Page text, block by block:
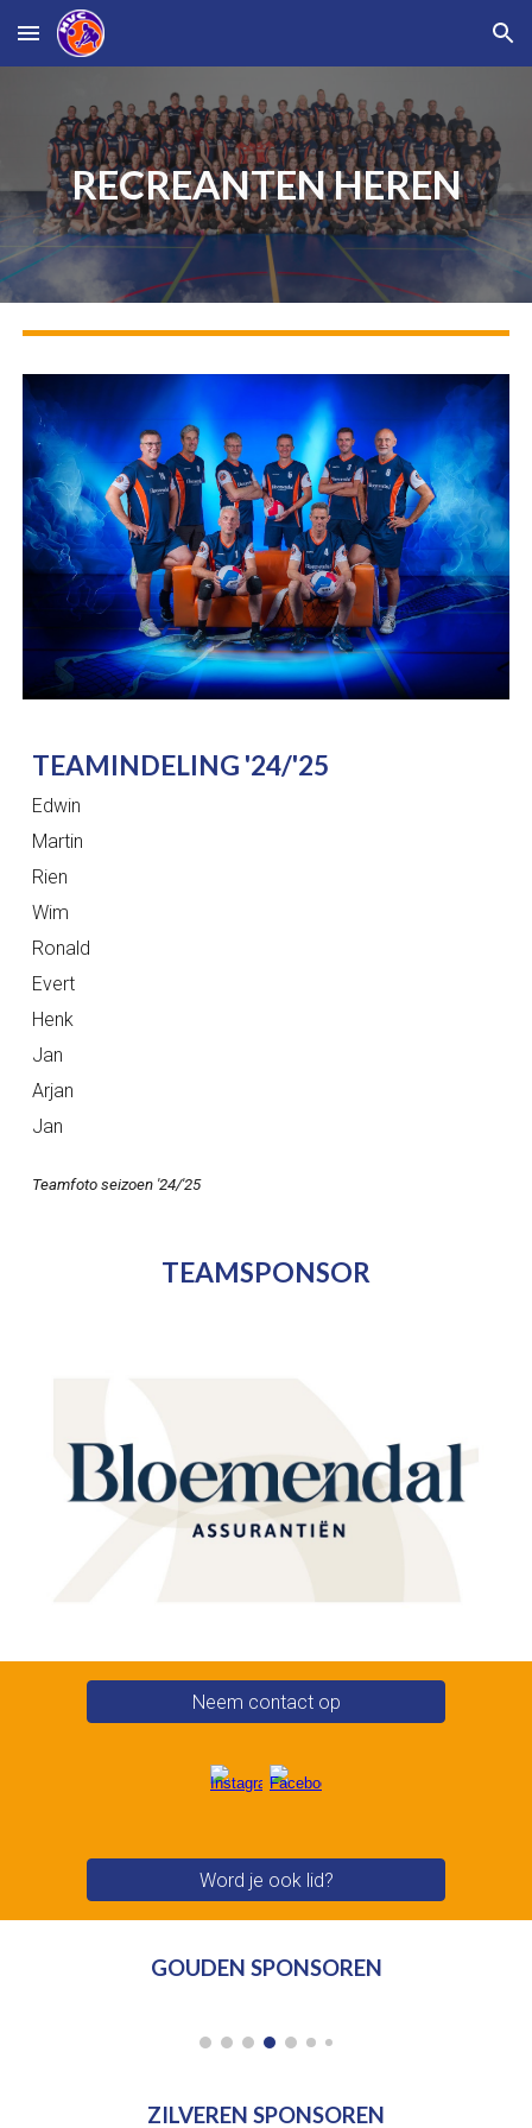
Skip to main content Skip to navigation
RECREANTEN HEREN
TEAMINDELING '24/'25
Edwin
Martin
Rien
Wim
Ronald
Evert
Henk
Jan
Arjan
Jan
Teamfoto seizoen '24/'25
TEAMSPONSOR
Neem contact op
Word je ook lid?
GOUDEN SPONSOREN
ZILVEREN SPONSOREN